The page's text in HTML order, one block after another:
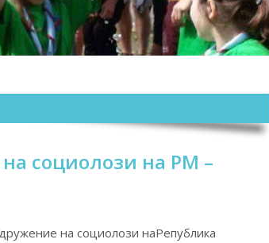
социолози на РМ –
на социолози наРепублика